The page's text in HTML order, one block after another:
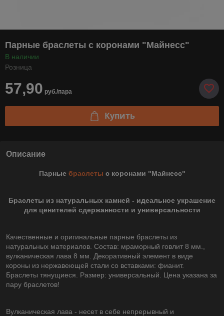
Парные браслеты с коронами "Майнесс"
В наличии
Розница
57,90 руб./пара
Купить
Описание
Парные браслеты с коронами "Майнесс"
Браслеты из натуральных камней - идеальное украшение
для ценителей сдержанности и универсальности
Качественные и оригинальные парные браслеты из
натуральных материалов. Состав: мраморный говлит 8 мм.,
вулканическая лава 8 мм. Декоративный элемент в виде
короны из нержавеющей стали со вставками: фианит.
Браслеты тянущиеся. Размер: универсальный. Цена указана за
пару браслетов!
Вулканическая лава - несет в себе непрерывный и